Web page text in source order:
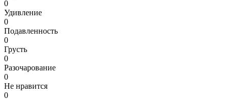
0
Удивление
0
Подавленность
0
Грусть
0
Разочарование
0
Не нравится
0